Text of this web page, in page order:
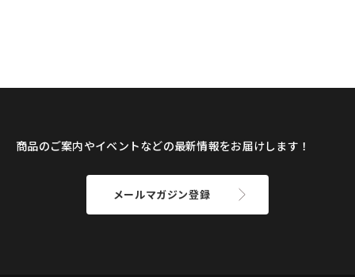
商品のご案内やイベントなどの最新情報をお届けします！
メールマガジン登録